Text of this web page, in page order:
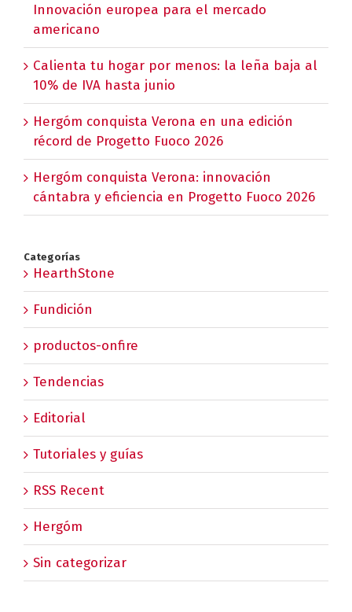
Innovación europea para el mercado
americano
Calienta tu hogar por menos: la leña baja al
10% de IVA hasta junio
Hergóm conquista Verona en una edición
récord de Progetto Fuoco 2026
Hergóm conquista Verona: innovación
cántabra y eficiencia en Progetto Fuoco 2026
Categorías
HearthStone
Fundición
productos-onfire
Tendencias
Editorial
Tutoriales y guías
RSS Recent
Hergóm
Sin categorizar